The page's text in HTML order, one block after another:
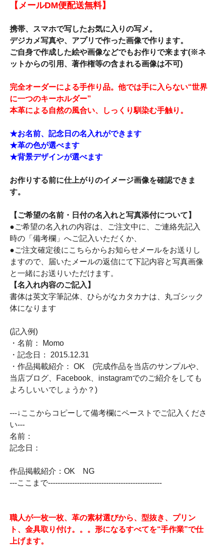
【メールDM便配送無料】
携帯、スマホで写したお気に入りの写メ。
デジカメ写真や、アプリで作った画像で作ります。
ご自身で作成した絵や画像などでもお作りで来ます(※ネ
ットからの引用、著作権等の含まれる画像は不可)
完全オーダーによる手作り品。他では手に入らない“世界
に一つのキーホルダー”
本革による自然の風合い、しっくり馴染む手触り。
★お名前、記念日の名入れができます
★革の色が選べます
★背景デザインが選べます
お作りする前に仕上がりのイメージ画像を確認できま
す。
【ご希望の名前・日付の名入れと写真添付について】
●ご希望の名入れの内容は、ご注文中に、ご連絡先記入
時の「備考欄」へご記入いただくか、
●ご注文確定後にこちらからお知らせメールをお送りし
ますので、届いたメールの返信にて下記内容と写真画像
と一緒にお送りいただけます。
【名入れ内容のご記入】
書体は英文字筆記体、ひらがなカタカナは、丸ゴシック
体になります
(記入例)
・名前： Momo
・記念日： 2015.12.31
・作品掲載紹介： OK (完成作品を当店のサンプルや、
当店ブログ、Facebook、instagramでのご紹介をしても
よろしいいでしょうか？)
---↓ここからコピーして備考欄にペーストでご記入くださ
い---
名前：
記念日：
作品掲載紹介：OK NG
---ここまで-----------------------------------------------
職人が一枚一枚、革の素材選びから、型抜き、プリン
ト、金具取り付け。。。形になるすべてを“手作業”で仕
上げます。